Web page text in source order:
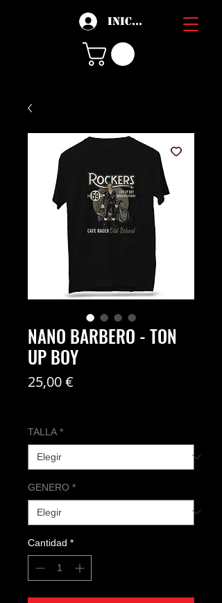
Iniciar sesión
NANO BARBERO - TON
UP BOY
25,00 €
TALLA *
GENERO *
Cantidad *